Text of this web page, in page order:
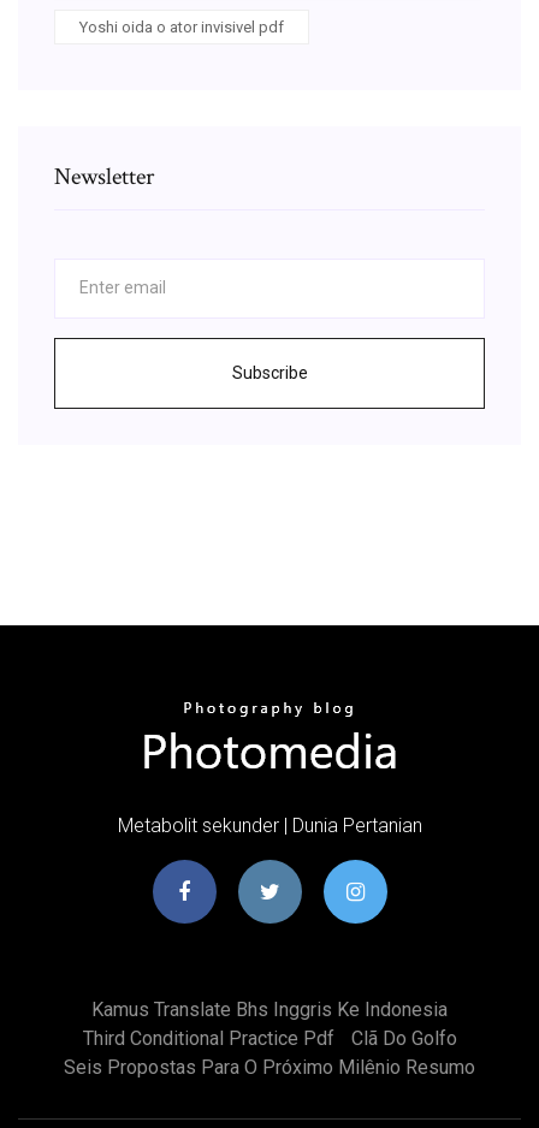
Yoshi oida o ator invisivel pdf
Newsletter
Subscribe
Metabolit sekunder | Dunia Pertanian
Kamus Translate Bhs Inggris Ke Indonesia
Third Conditional Practice Pdf
Clã Do Golfo
Seis Propostas Para O Próximo Milênio Resumo